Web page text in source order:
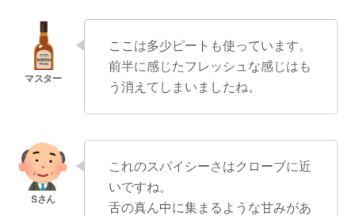
ここは多少ピートも使っています。
前半に感じたフレッシュな感じはも
う消えてしまいましたね。
これのスパイシーさはクローブに近
いですね。
舌の真ん中に集まるような甘みがあ